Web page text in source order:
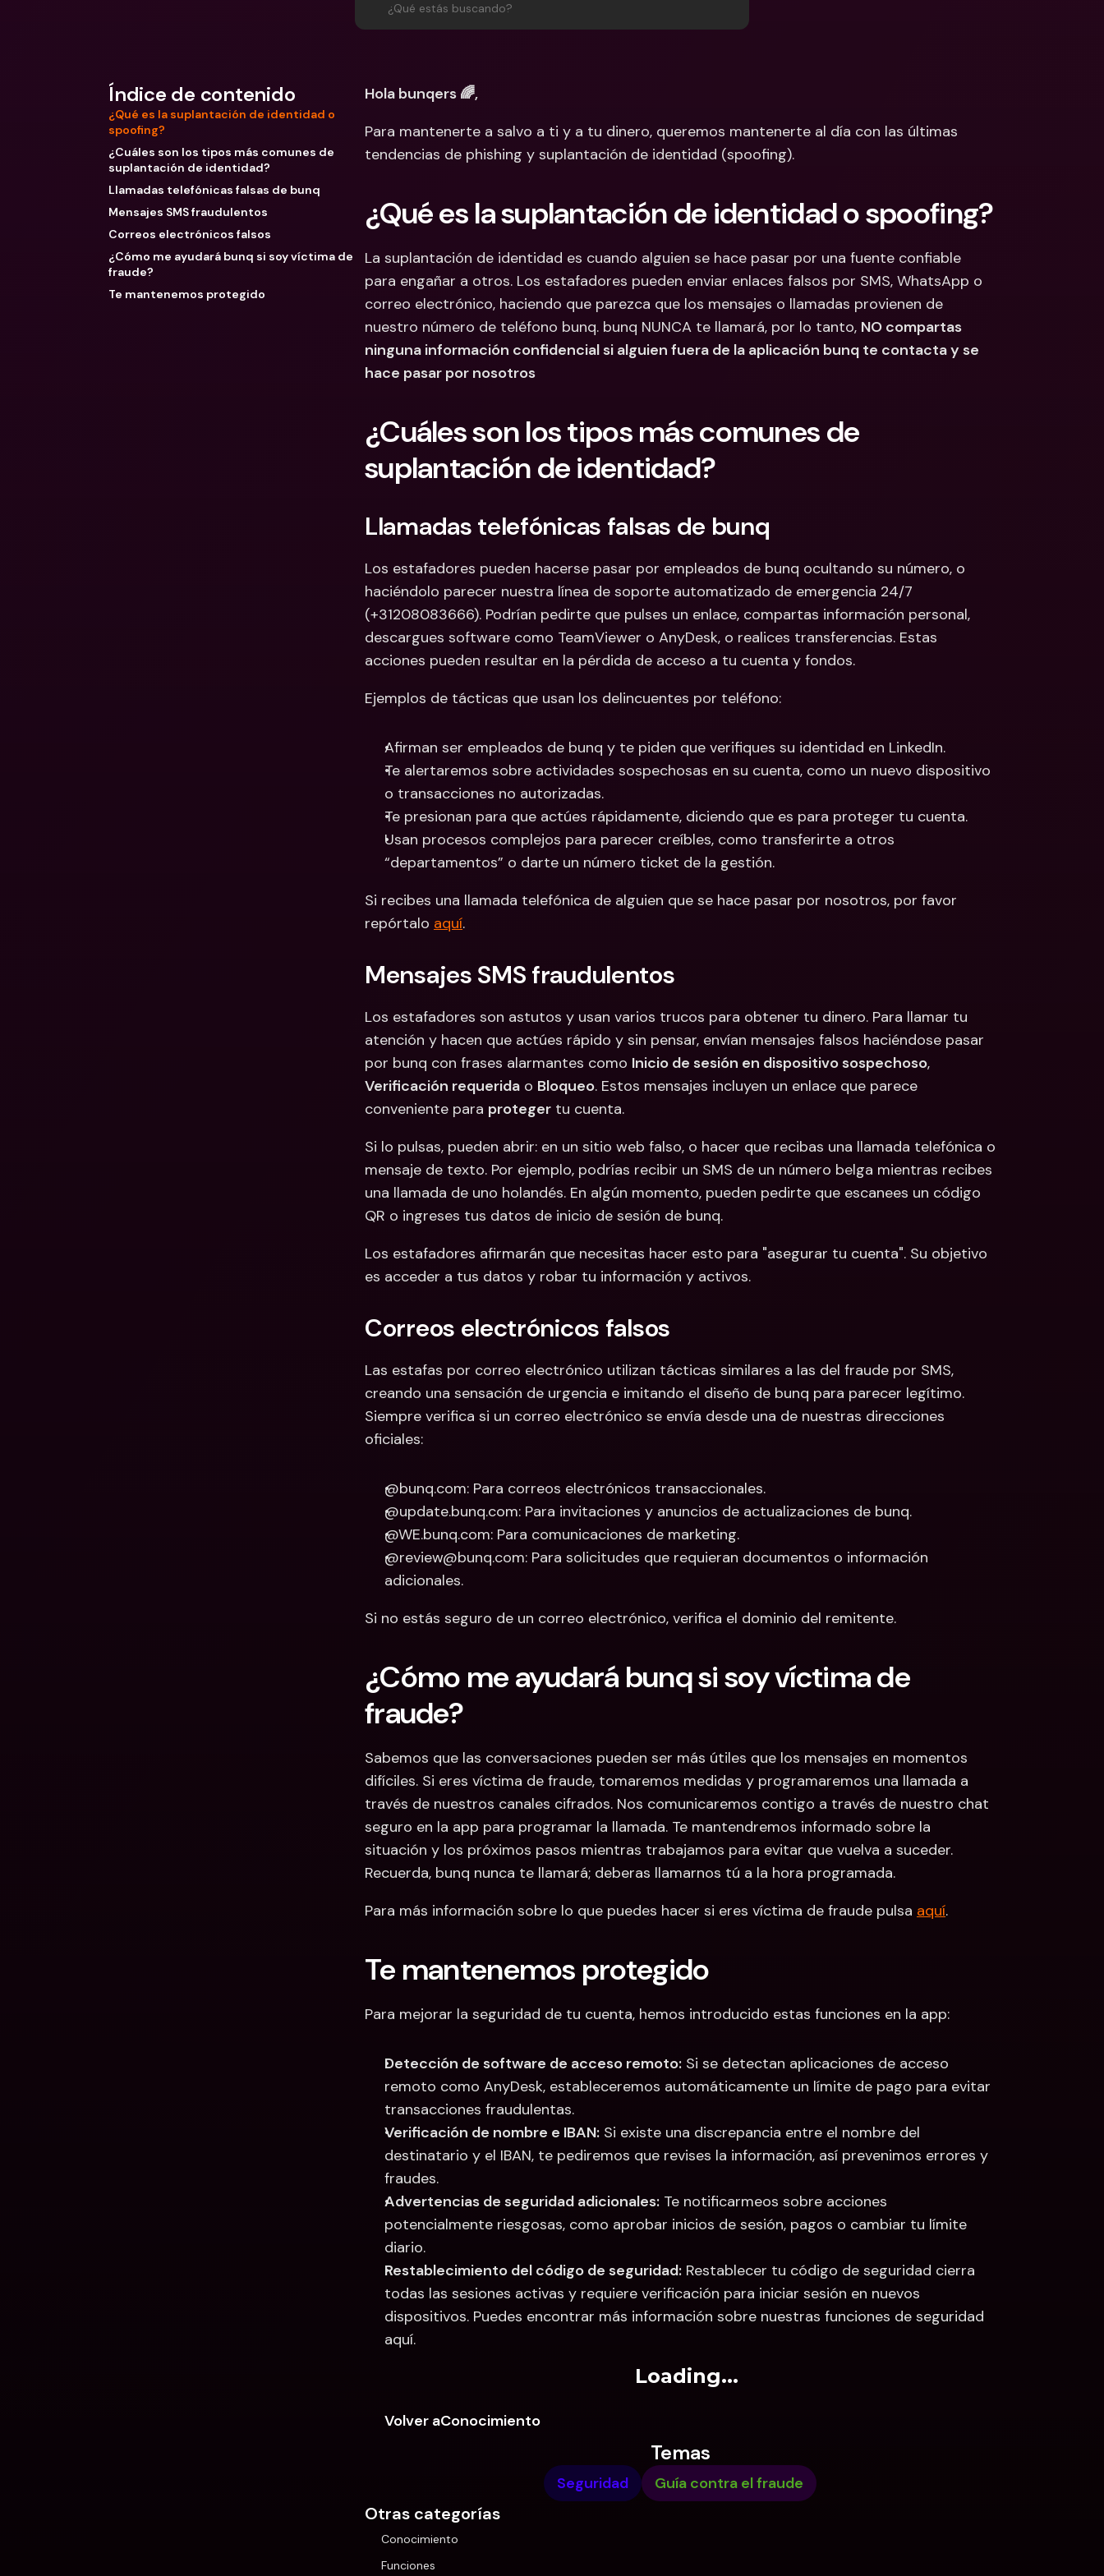
Cuentas Bancarias
¿Qué estás buscando?
Índice de contenido
¿Qué es la suplantación de identidad o
spoofing?
¿Cuáles son los tipos más comunes de
suplantación de identidad?
Llamadas telefónicas falsas de bunq
Mensajes SMS fraudulentos
Correos electrónicos falsos
¿Cómo me ayudará bunq si soy víctima de
fraude?
Te mantenemos protegido
Hola bunqers 🌈,
Para mantenerte a salvo a ti y a tu dinero, queremos mantenerte al día con las últimas
tendencias de phishing y suplantación de identidad (spoofing).
¿Qué es la suplantación de identidad o spoofing?
La suplantación de identidad es cuando alguien se hace pasar por una fuente confiable
para engañar a otros. Los estafadores pueden enviar enlaces falsos por SMS, WhatsApp o
correo electrónico, haciendo que parezca que los mensajes o llamadas provienen de
nuestro número de teléfono bunq. bunq NUNCA te llamará, por lo tanto, NO compartas
ninguna información confidencial si alguien fuera de la aplicación bunq te contacta y se
hace pasar por nosotros
¿Cuáles son los tipos más comunes de
suplantación de identidad?
Llamadas telefónicas falsas de bunq
Los estafadores pueden hacerse pasar por empleados de bunq ocultando su número, o
haciéndolo parecer nuestra línea de soporte automatizado de emergencia 24/7
(+31208083666). Podrían pedirte que pulses un enlace, compartas información personal,
descargues software como TeamViewer o AnyDesk, o realices transferencias. Estas
acciones pueden resultar en la pérdida de acceso a tu cuenta y fondos.
Ejemplos de tácticas que usan los delincuentes por teléfono:
Afirman ser empleados de bunq y te piden que verifiques su identidad en LinkedIn.
Te alertaremos sobre actividades sospechosas en su cuenta, como un nuevo dispositivo
o transacciones no autorizadas.
Te presionan para que actúes rápidamente, diciendo que es para proteger tu cuenta.
Usan procesos complejos para parecer creíbles, como transferirte a otros
“departamentos” o darte un número ticket de la gestión.
Si recibes una llamada telefónica de alguien que se hace pasar por nosotros, por favor
repórtalo aquí.
Mensajes SMS fraudulentos
Los estafadores son astutos y usan varios trucos para obtener tu dinero. Para llamar tu
atención y hacen que actúes rápido y sin pensar, envían mensajes falsos haciéndose pasar
por bunq con frases alarmantes como Inicio de sesión en dispositivo sospechoso
Verificación requerida o Bloqueo. Estos mensajes incluyen un enlace que parece
conveniente para proteger tu cuenta.
Si lo pulsas, pueden abrir: en un sitio web falso, o hacer que recibas una llamada telefónica o
mensaje de texto. Por ejemplo, podrías recibir un SMS de un número belga mientras recibes
una llamada de uno holandés. En algún momento, pueden pedirte que escanees un código
QR o ingreses tus datos de inicio de sesión de bunq.
Los estafadores afirmarán que necesitas hacer esto para "asegurar tu cuenta". Su objetivo
es acceder a tus datos y robar tu información y activos.
Correos electrónicos falsos
Las estafas por correo electrónico utilizan tácticas similares a las del fraude por SMS,
creando una sensación de urgencia e imitando el diseño de bunq para parecer legítimo.
Siempre verifica si un correo electrónico se envía desde una de nuestras direcciones
oficiales:
@bunq.com: Para correos electrónicos transaccionales.
@update.bunq.com: Para invitaciones y anuncios de actualizaciones de bunq.
@WE.bunq.com: Para comunicaciones de marketing.
@review@bunq.com: Para solicitudes que requieran documentos o información
adicionales.
Si no estás seguro de un correo electrónico, verifica el dominio del remitente.
¿Cómo me ayudará bunq si soy víctima de
fraude?
Sabemos que las conversaciones pueden ser más útiles que los mensajes en momentos
difíciles. Si eres víctima de fraude, tomaremos medidas y programaremos una llamada a
través de nuestros canales cifrados. Nos comunicaremos contigo a través de nuestro chat
seguro en la app para programar la llamada. Te mantendremos informado sobre la
situación y los próximos pasos mientras trabajamos para evitar que vuelva a suceder.
Recuerda, bunq nunca te llamará; deberas llamarnos tú a la hora programada.
Para más información sobre lo que puedes hacer si eres víctima de fraude pulsa aquí.
Te mantenemos protegido
Para mejorar la seguridad de tu cuenta, hemos introducido estas funciones en la app:
Detección de software de acceso remoto: Si se detectan aplicaciones de acceso
remoto como AnyDesk, estableceremos automáticamente un límite de pago para evitar
transacciones fraudulentas.
Verificación de nombre e IBAN: Si existe una discrepancia entre el nombre del
destinatario y el IBAN, te pediremos que revises la información, así prevenimos errores y
fraudes.
Advertencias de seguridad adicionales: Te notificarmeos sobre acciones
potencialmente riesgosas, como aprobar inicios de sesión, pagos o cambiar tu límite
diario.
Restablecimiento del código de seguridad: Restablecer tu código de seguridad cierra
todas las sesiones activas y requiere verificación para iniciar sesión en nuevos
dispositivos. Puedes encontrar más información sobre nuestras funciones de seguridad
aquí.
Loading...
Volver aConocimiento
Temas
Seguridad Guía contra el fraude
Otras categorías
Conocimiento
Funciones